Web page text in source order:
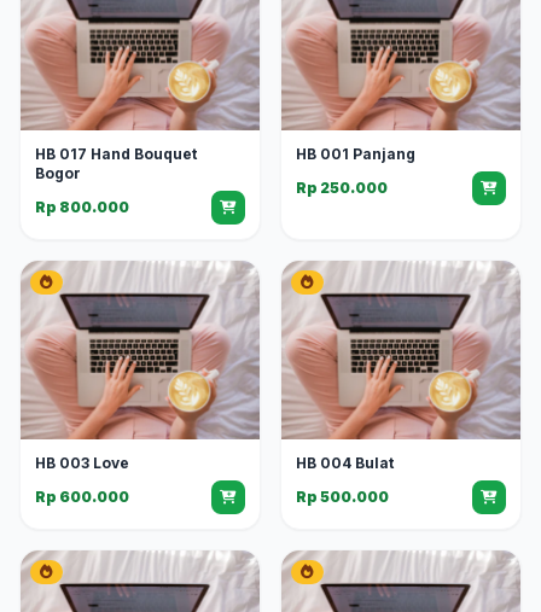
HB 017 Hand Bouquet
Bogor
Rp 800.000
HB 001 Panjang
Rp 250.000
HB 003 Love
Rp 600.000
HB 004 Bulat
Rp 500.000